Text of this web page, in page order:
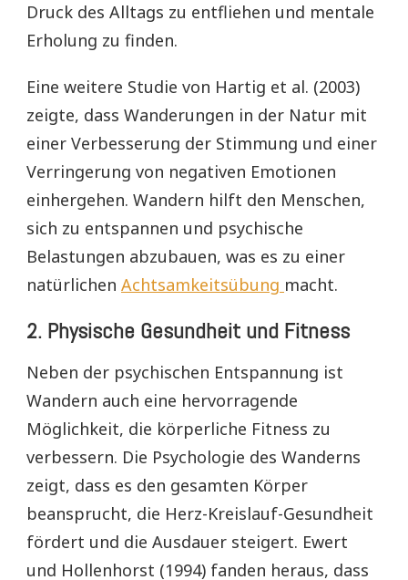
Druck des Alltags zu entfliehen und mentale
Erholung zu finden.
Eine weitere Studie von Hartig et al. (2003)
zeigte, dass Wanderungen in der Natur mit
einer Verbesserung der Stimmung und einer
Verringerung von negativen Emotionen
einhergehen. Wandern hilft den Menschen,
sich zu entspannen und psychische
Belastungen abzubauen, was es zu einer
natürlichen Achtsamkeitsübung macht.
2. Physische Gesundheit und Fitness
Neben der psychischen Entspannung ist
Wandern auch eine hervorragende
Möglichkeit, die körperliche Fitness zu
verbessern. Die Psychologie des Wanderns
zeigt, dass es den gesamten Körper
beansprucht, die Herz-Kreislauf-Gesundheit
fördert und die Ausdauer steigert. Ewert
und Hollenhorst (1994) fanden heraus, dass